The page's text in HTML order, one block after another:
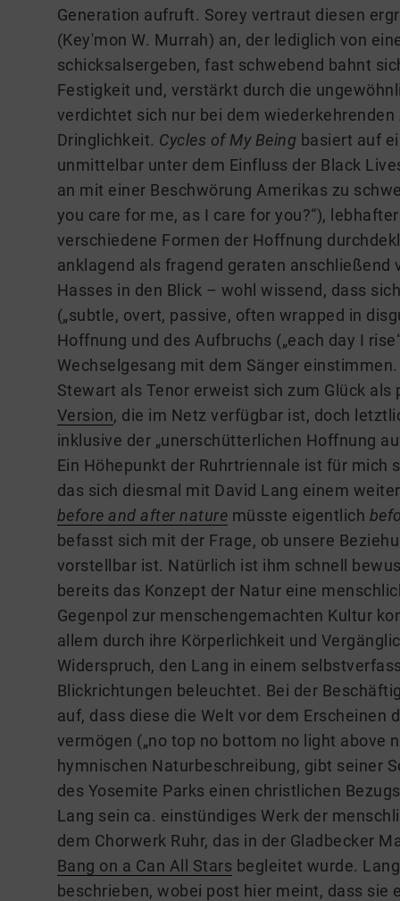
Generation aufruft. Sorey vertraut diesen
(Key'mon W. Murrah) an, der lediglich von
schicksalsergeben, fast schwebend bahnt
Festigkeit und, verstärkt durch die
verdichtet sich nur bei dem
Dringlichkeit. Cycles of My Being basiert auf
unmittelbar unter dem Einfluss der Black
an mit einer Beschwörung Amerikas zu
you care for me, as I care for you?“),
verschiedene Formen der Hoffnung
anklagend als fragend geraten
Hasses in den Blick – wohl wissend, dass
(„subtle, overt, passive, often wrapped in
Hoffnung und des Aufbruchs („each day I
Wechselgesang mit dem Sänger
Stewart als Tenor erweist sich zum Glück
Version, die im Netz verfügbar ist, doch
inklusive der „unerschütterlichen Hoffnung
Ein Höhepunkt der Ruhrtriennale ist für
das sich diesmal mit David Lang einem
before and after nature müsste eigentlich
befasst sich mit der Frage, ob unsere
vorstellbar ist. Natürlich ist ihm schnell
bereits das Konzept der Natur eine
Gegenpol zur menschengemachten Kultur
allem durch ihre Körperlichkeit und
Widerspruch, den Lang in einem
Blickrichtungen beleuchtet. Bei der
auf, dass diese die Welt vor dem Erscheinen
vermögen („no top no bottom no light above
hymnischen Naturbeschreibung, gibt seiner
des Yosemite Parks einen christlichen
Lang sein ca. einstündiges Werk der
dem Chorwerk Ruhr, das in der Gladbecker
Bang on a Can All Stars begleitet wurde.
beschrieben, wobei post hier meint, dass